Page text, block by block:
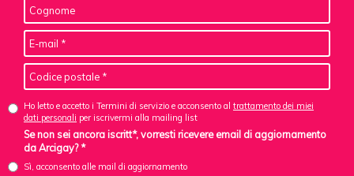
Ho letto e accetto i Termini di servizio e acconsento al trattamento dei miei
dati personali per iscrivermi alla mailing list
Se non sei ancora iscritt*, vorresti ricevere email di aggiornamento
da Arcigay? *
Sì, acconsento alle mail di aggiornamento